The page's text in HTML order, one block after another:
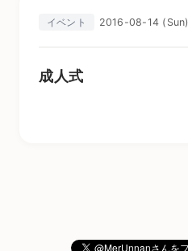
イベント 2016-08-14 (Sun)
成人式